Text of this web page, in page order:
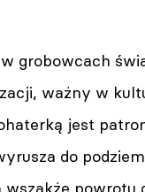
grobowcach
ważny w
jest
do